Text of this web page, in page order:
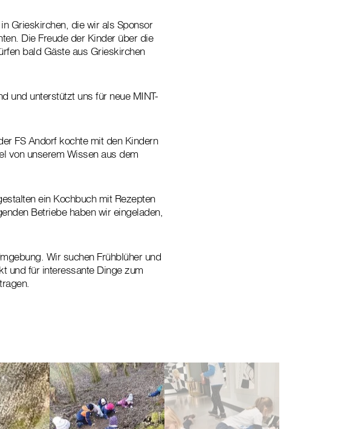
Grieskirchen, die wir als Sponsor
Die Freude der Kinder über die
bald Gäste aus Grieskirchen
und unterstützt uns für neue MINT-
FS Andorf kochte mit den Kindern
von unserem Wissen aus dem
ein Kochbuch mit Rezepten
Betriebe haben wir eingeladen,
Wir suchen Frühblüher und
und für interessante Dinge zum